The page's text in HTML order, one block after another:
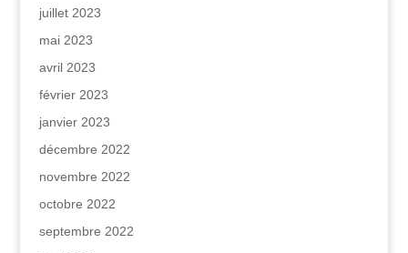
juillet 2023
mai 2023
avril 2023
février 2023
janvier 2023
décembre 2022
novembre 2022
octobre 2022
septembre 2022